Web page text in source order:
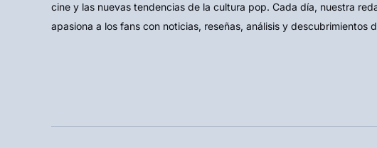
cine y las nuevas tendencias de la cultura pop. Cada día, nuestra
apasiona a los fans con noticias, reseñas, análisis y descubrimientos